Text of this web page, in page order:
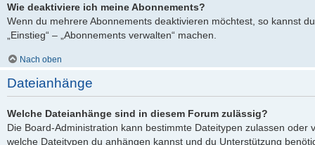
Wie deaktiviere ich meine Abonnements?
Wenn du mehrere Abonnements deaktivieren möchtest, so kannst
„Einstieg“ – „Abonnements verwalten“ machen.
Nach oben
Dateianhänge
Welche Dateianhänge sind in diesem Forum zulässig?
Die Board-Administration kann bestimmte Dateitypen zulassen oder
welche Dateitypen du anhängen kannst und du Unterstützung